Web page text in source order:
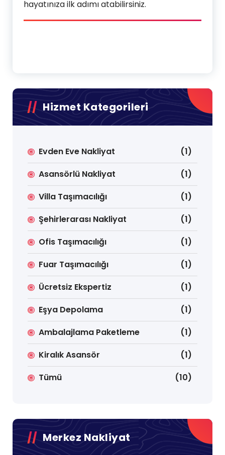
hayatınıza ilk adımı atabilirsiniz.
Hizmet Kategorileri
Evden Eve Nakliyat
(1)
Asansörlü Nakliyat
(1)
Villa Taşımacılığı
(1)
Şehirlerarası Nakliyat
(1)
Ofis Taşımacılığı
(1)
Fuar Taşımacılığı
(1)
Ücretsiz Ekspertiz
(1)
Eşya Depolama
(1)
Ambalajlama Paketleme
(1)
Kiralık Asansör
(1)
Tümü
(10)
Merkez Nakliyat